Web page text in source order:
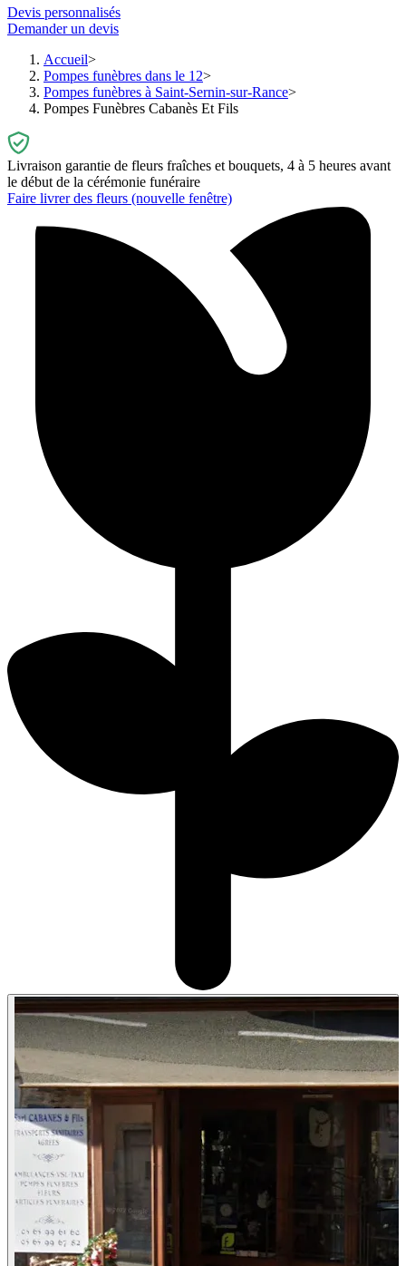
Devis personnalisés
Demander un devis
Accueil
Pompes funèbres dans le 12
Pompes funèbres à Saint-Sernin-sur-Rance
Pompes Funèbres Cabanès Et Fils
Livraison garantie de fleurs fraîches et bouquets, 4 à 5 heures avant
le début de la cérémonie funéraire
Faire livrer des fleurs (nouvelle fenêtre)